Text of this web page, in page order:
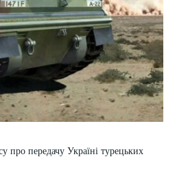
про передачу Україні турецьких